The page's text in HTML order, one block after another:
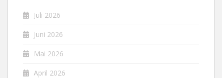
Juli 2026
Juni 2026
Mai 2026
April 2026